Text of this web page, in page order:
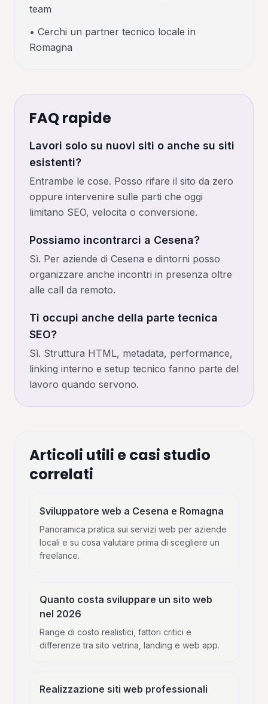
team
• Cerchi un partner tecnico locale in
Romagna
FAQ rapide
Lavori solo su nuovi siti o anche su siti
esistenti?
Entrambe le cose. Posso rifare il sito da zero
oppure intervenire sulle parti che oggi
limitano SEO, velocita o conversione.
Possiamo incontrarci a Cesena?
Sì. Per aziende di Cesena e dintorni posso
organizzare anche incontri in presenza oltre
alle call da remoto.
Ti occupi anche della parte tecnica
SEO?
Sì. Struttura HTML, metadata, performance,
linking interno e setup tecnico fanno parte del
lavoro quando servono.
Articoli utili e casi studio
correlati
Sviluppatore web a Cesena e Romagna
Panoramica pratica sui servizi web per aziende
locali e su cosa valutare prima di scegliere un
freelance.
Quanto costa sviluppare un sito web
nel 2026
Range di costo realistici, fattori critici e
differenze tra sito vetrina, landing e web app.
Realizzazione siti web professionali